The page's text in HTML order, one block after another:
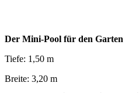
Der Mini-Pool für den Garten
Tiefe: 1,50 m
Breite: 3,20 m